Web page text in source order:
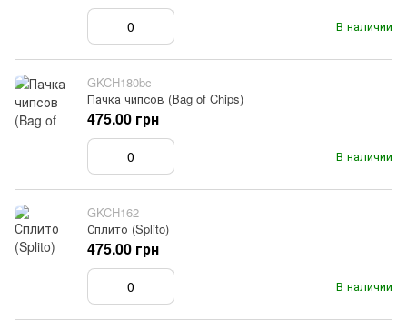
В наличии
GKCH180bc
Пачка чипсов (Bag of Chips)
В наличии
475.00 грн
GKCH162
Сплито (Splito)
В наличии
475.00 грн